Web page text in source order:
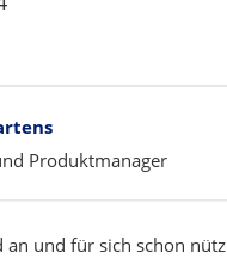
Produktmanager
an und für sich schon